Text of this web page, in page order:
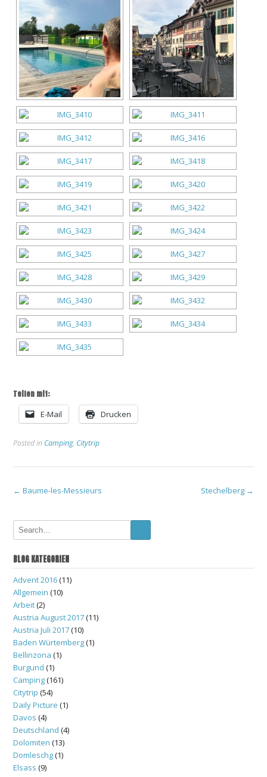
Teilen mit:
E-Mail
Drucken
Posted in Camping, Citytrip
Post
navigation
← Baume-les-Messieurs Stechelberg →
BLOG KATEGORIEN
Advent 2016(11)
Allgemein (10)
Arbeit(2)
Austria August 2017(11)
Austria Juli 2017(10)
Baden Würtemberg(1)
Bellinzona (1)
Burgund (1)
Camping(161)
Citytrip (54)
Daily Picture (1)
Davos (4)
Deutschland (4)
Dolomiten (13)
Domleschg(1)
Elsass (9)